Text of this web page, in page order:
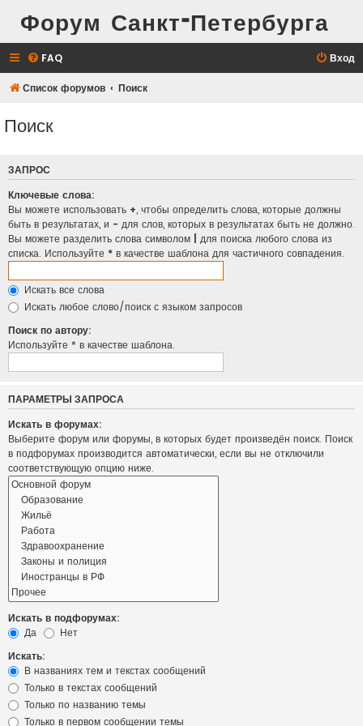
Форум Санкт-Петербурга
FAQ Вход
Список форумов Поиск
Поиск
ЗАПРОС
Ключевые слова:
Вы можете использовать +, чтобы определить слова, которые должны
быть в результатах, и - для слов, которых в результатах быть не должно.
Вы можете разделить слова символом
для поиска любого слова из
списка. Используйте * в качестве шаблона для частичного совпадения.
Искать все слова
Искать любое слово/поиск с языком запросов
Поиск по автору:
Используйте * в качестве шаблона.
ПАРАМЕТРЫ ЗАПРОСА
Искать в форумах:
Выберите форум или форумы, в которых будет произведён поиск. Поиск
в подфорумах производится автоматически, если вы не отключили
соответствующую опцию ниже.
Искать в подфорумах:
Да
Нет
Искать:
В названиях тем и текстах сообщений
Только в текстах сообщений
Только по названию темы
Только в первом сообщении темы